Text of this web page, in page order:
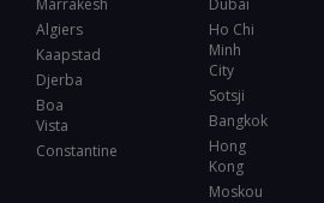
Marrakesh
Algiers
Kaapstad
Djerba
Boa
Vista
Constantine
Dubai
Ho Chi
Minh
City
Sotsji
Bangkok
Hong
Kong
Moskou